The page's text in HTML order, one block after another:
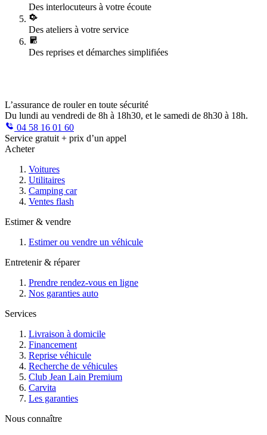
Des interlocuteurs à votre écoute
Des ateliers à votre service
Des reprises et démarches simplifiées
L’assurance de rouler en toute sécurité
Du lundi au vendredi de 8h à 18h30, et le samedi de 8h30 à 18h.
04 58 16 01 60
Service gratuit + prix d’un appel
Acheter
Voitures
Utilitaires
Camping car
Ventes flash
Estimer & vendre
Estimer ou vendre un véhicule
Entretenir & réparer
Prendre rendez-vous en ligne
Nos garanties auto
Services
Livraison à domicile
Financement
Reprise véhicule
Recherche de véhicules
Club Jean Lain Premium
Carvita
Les garanties
Nous connaître